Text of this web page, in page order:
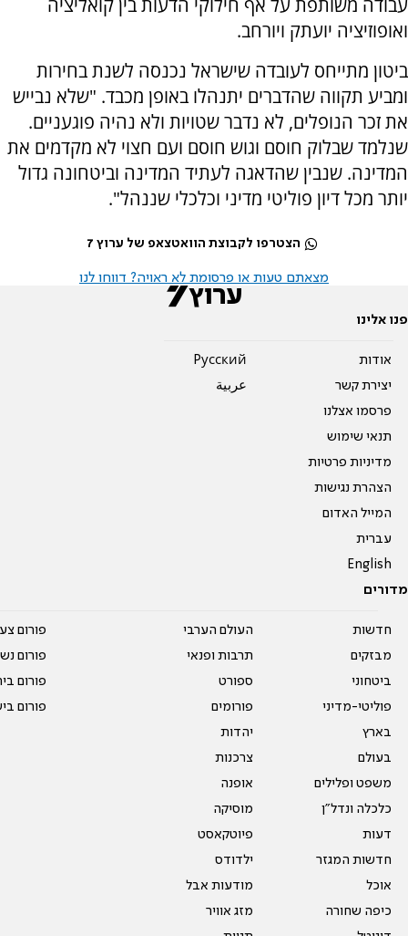
עבודה משותפת על אף חילוקי הדעות בין קואליציה
ואופוזיציה יועתק ויורחב.
ביטון מתייחס לעובדה שישראל נכנסה לשנת בחירות
ומביע תקווה שהדברים יתנהלו באופן מכבד. "שלא נבייש
את זכר הנופלים, לא נדבר שטויות ולא נהיה פוגעניים.
שנלמד שבלוק חוסם וגוש חוסם ועם חצוי לא מקדמים את
המדינה. שנבין שהדאגה לעתיד המדינה וביטחונה גדול
יותר מכל דיון פוליטי מדיני וכלכלי שננהל".
הצטרפו לקבוצת הוואטצאפ של ערוץ 7
מצאתם טעות או פרסומת לא ראויה? דווחו לנו
פנו אלינו
אודות
יצירת קשר
פרסמו אצלנו
תנאי שימוש
מדיניות פרטיות
הצהרת נגישות
המייל האדום
עברית
English
Pусский
عربية
מדורים
חדשות
מבזקים
ביטחוני
פוליטי-מדיני
בארץ
בעולם
משפט ופלילים
כלכלה ונדל"ן
דעות
חדשות המגזר
אוכל
כיפה שחורה
העולם הערבי
תרבות ופנאי
ספורט
פורומים
יהדות
צרכנות
אופנה
מוסיקה
פיוטקאסט
ילדודס
מודעות אבל
מזג אוויר
פורום
פורום
פורום
פורום